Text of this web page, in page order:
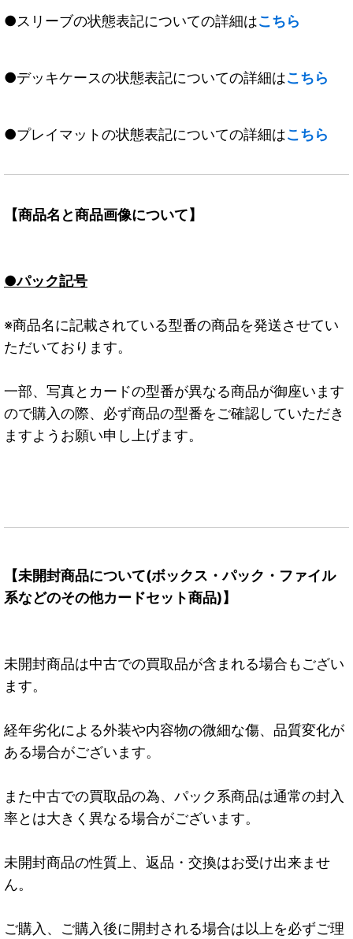
●スリーブの状態表記についての詳細はこちら
●デッキケースの状態表記についての詳細はこちら
●プレイマットの状態表記についての詳細はこちら
【商品名と商品画像について】
●パック記号
※商品名に記載されている型番の商品を発送させてい
ただいております。
一部、写真とカードの型番が異なる商品が御座います
ので購入の際、必ず商品の型番をご確認していただき
ますようお願い申し上げます。
【未開封商品について(ボックス・パック・ファイル
系などのその他カードセット商品)】
未開封商品は中古での買取品が含まれる場合もござい
ます。
経年劣化による外装や内容物の微細な傷、品質変化が
ある場合がございます。
また中古での買取品の為、パック系商品は通常の封入
率とは大きく異なる場合がございます。
未開封商品の性質上、返品・交換はお受け出来ませ
ん。
ご購入、ご購入後に開封される場合は以上を必ずご理